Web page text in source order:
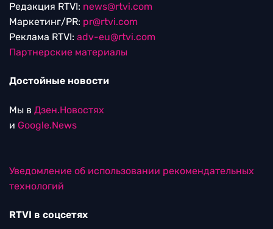
Редакция RTVI: news@rtvi.com
Маркетинг/PR: pr@rtvi.com
Реклама RTVI: adv-eu@rtvi.com
Партнерские материалы
Достойные новости
Мы в Дзен.Новостях
и Google.News
Уведомление об использовании рекомендательных
технологий
RTVI в соцсетях